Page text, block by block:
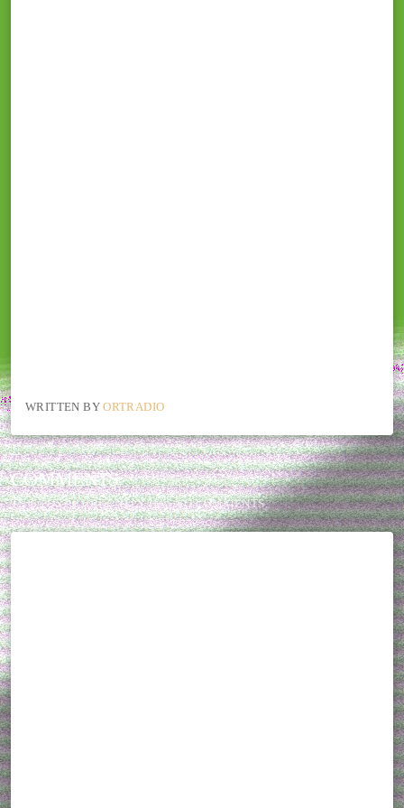
WRITTEN BYORTRADIO
COMMENTS
THIS POST CURRENTLY HAS NO COMMENTS.